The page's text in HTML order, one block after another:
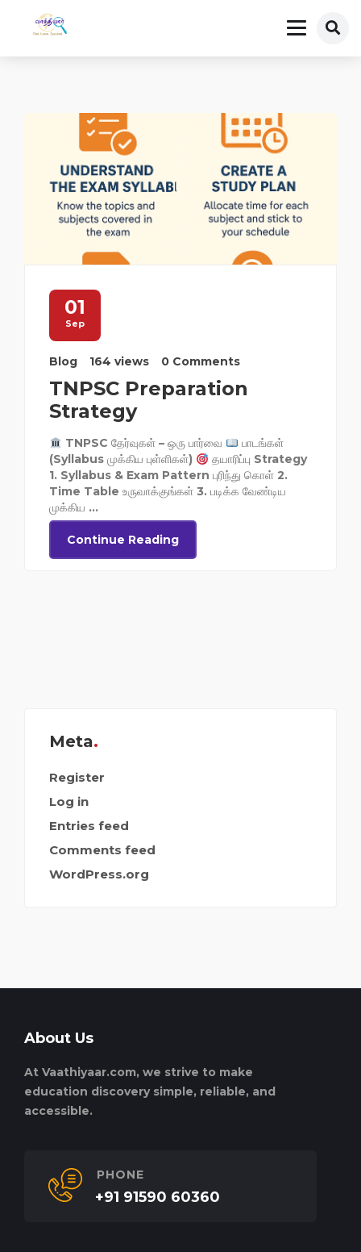
01
Sep
Blog 164 views 0 Comments
TNPSC Preparation
Strategy
TNPSC தேர்வுகள் – ஒரு பார்வை
பாடங்கள்
(Syllabus முக்கிய புள்ளிகள்)
தயாரிப்பு Strategy
1. Syllabus & Exam Pattern புரிந்து கொள் 2.
Time Table உருவாக்குங்கள் 3. படிக்க வேண்டிய
முக்கிய ...
Continue Reading
Meta
Register
Log in
Entries feed
Comments feed
WordPress.org
About Us
At Vaathiyaar.com, we strive to make
education discovery simple, reliable, and
accessible.
PHONE
+91 91590 60360